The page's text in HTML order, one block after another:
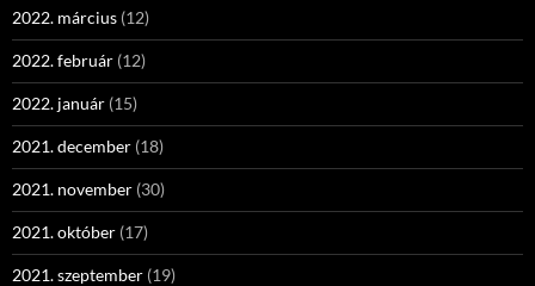
2022. március (12)
2022. február (12)
2022. január (15)
2021. december (18)
2021. november (30)
2021. október (17)
2021. szeptember (19)